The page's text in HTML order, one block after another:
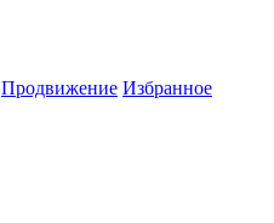
Продвижение Избранное